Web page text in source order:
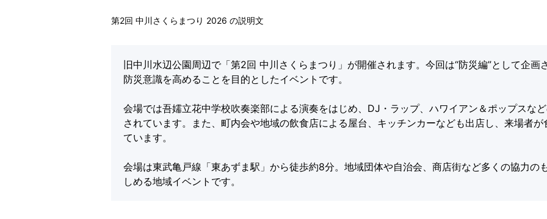
第2回 中川さくらまつり 2026 の説明文
旧中川水辺公園周辺で「第2回 中川さくらまつり」が開催されます。今回は“防災編”として企画
防災意識を高めることを目的としたイベントです。
会場では吾嬬立花中学校吹奏楽部による演奏をはじめ、DJ・ラップ、ハワイアン＆ポップスな
されています。また、町内会や地域の飲食店による屋台、キッチンカーなども出店し、来場者
ています。
会場は東武亀戸線「東あずま駅」から徒歩約8分。地域団体や自治会、商店街など多くの協力の
しめる地域イベントです。